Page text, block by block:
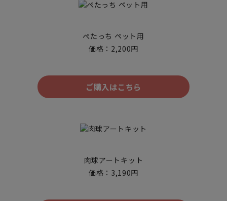
ぺたっち ペット用
価格：2,200円
ご購入はこちら
肉球アートキット
価格：3,190円